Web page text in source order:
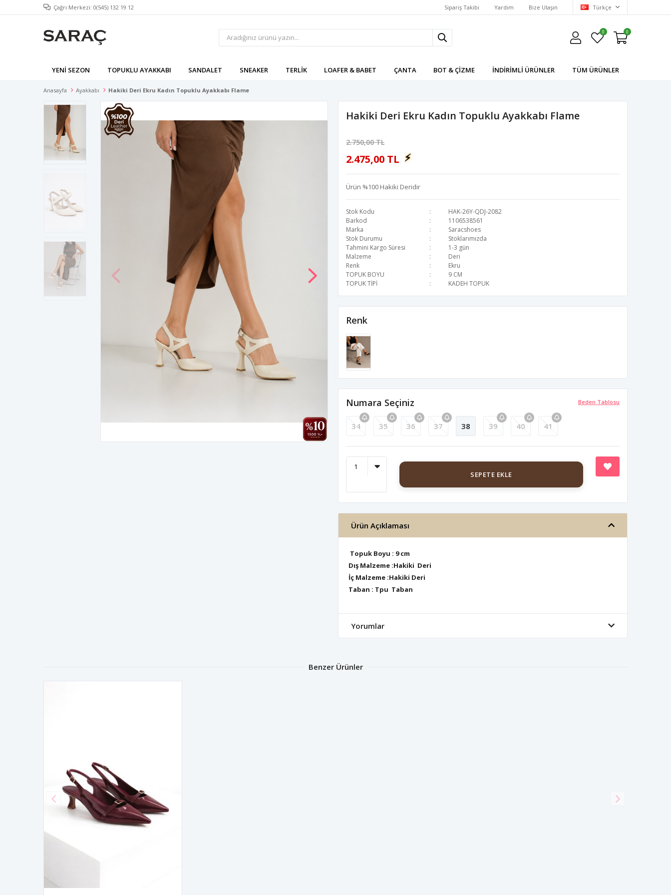
Çağrı Merkezi: 0(545) 132 19 12 Sipariş Takibi Yardım Bize Ulaşın Türkçe
0 0
YENI SEZON TOPUKLU AYAKKABI SANDALET SNEAKER TERLIK LOAFER & BABET ÇANTA BOT & ÇIZME İNDIRIMLI ÜRÜNLER TÜM ÜRÜNLER
Anasayfa Ayakkabı Hakiki Deri Ekru Kadın Topuklu Ayakkabı Flame
Hakiki Deri Ekru Kadın Topuklu Ayakkabı Flame
2.750,00 TL
2.475,00 TL ⚡
Ürün %100 Hakiki Deridir
Stok Kodu
HAK-26Y-QDJ-2082
Barkod
1106538561
Marka
Saracshoes
Stok Durumu
Stoklarımızda
Tahmini Kargo Süresi
1-3 gün
Malzeme
Deri
Renk
Ekru
TOPUK BOYU
9 CM
TOPUK TİPİ
KADEH TOPUK
Renk
Beden Tablosu
Numara Seçiniz
34 35 36 37 38 39 40 41
SEPETE EKLE
Ürün Açıklaması
Topuk Boyu : 9 cm
Dış Malzeme :Hakiki Deri
İç Malzeme :Hakiki Deri
Taban : Tpu Taban
Yorumlar
Benzer Ürünler